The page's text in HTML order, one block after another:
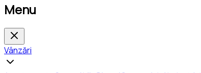
Menu
Vânzări